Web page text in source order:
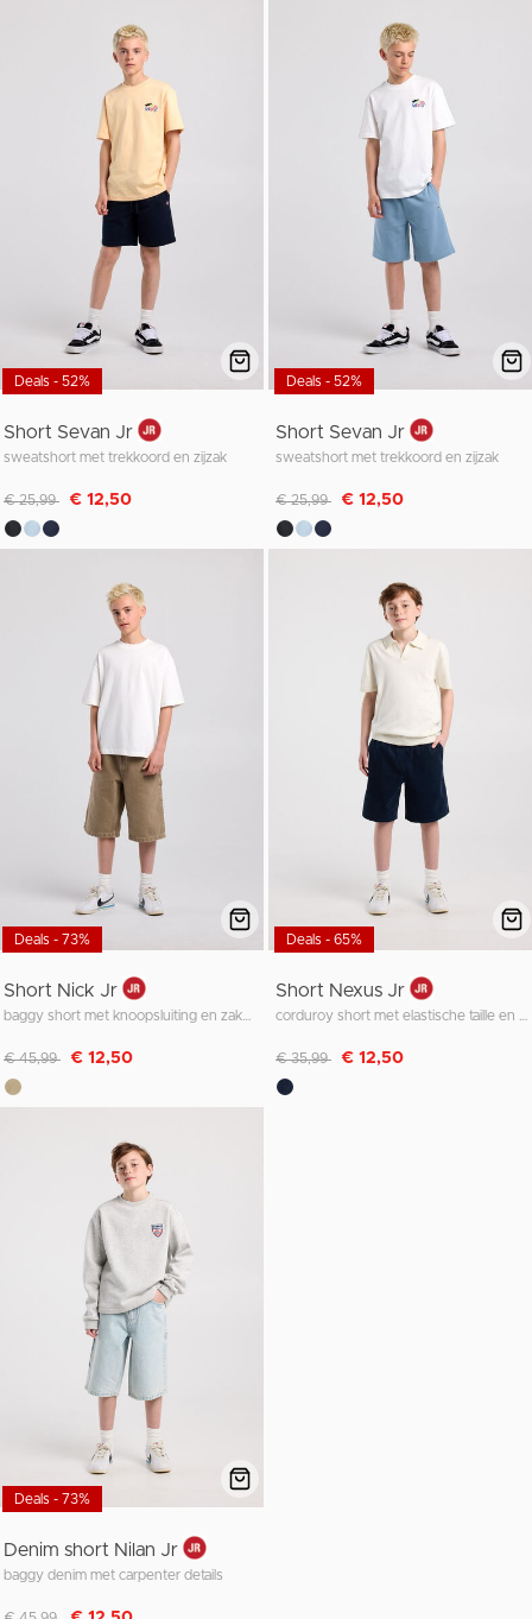
Deals - 52%
Short Sevan Jr
sweatshort met trekkoord en zijzak
Afgeprijsd van
€ 25,99 naar
€ 12,50
Deals - 52%
Short Sevan Jr
sweatshort met trekkoord en zijzak
Afgeprijsd van
€ 25,99 naar
€ 12,50
Deals - 73%
Short Nick Jr
Afgeprijsd van
€ 45,99 naar
€ 12,50
Deals - 65%
Short Nexus Jr
Afgeprijsd van
€ 35,99 naar
€ 12,50
Deals - 73%
Denim short Nilan Jr
baggy denim met carpenter details
Afgeprijsd van
naar